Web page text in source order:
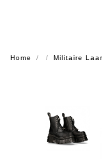
Home Militaire